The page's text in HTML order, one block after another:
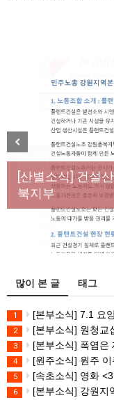
[성명] 막을 수 있
년노동자 사망사
대책 마련하라
[산별소식] 건설
북지부
Previous
많이 본 글 태그
1 [본부소식] 7.1 요
2 [본부소식] 원청교섭 원년. 초기
3 [본부소식] 폭염은 재난
4 [원주소식] 원주
5 [속초소식] 영화
6 [본부소식] 강원지